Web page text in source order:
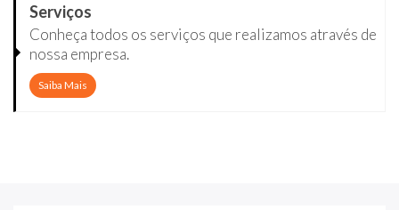
Serviços
Conheça todos os serviços que realizamos através de
nossa empresa.
Saiba Mais